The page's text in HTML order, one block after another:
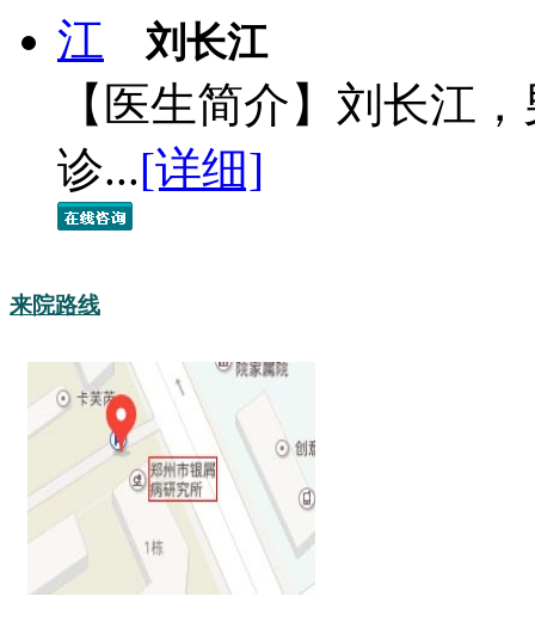
刘长江
【医生简介】刘长江
诊...[详细]
来院路线